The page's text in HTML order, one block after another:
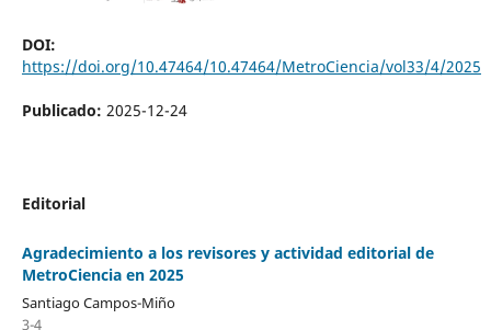
DOI:
https://doi.org/10.47464/10.47464/MetroCiencia/vol33/4/2025
Publicado: 2025-12-24
Editorial
Agradecimiento a los revisores y actividad editorial de
MetroCiencia en 2025
Santiago Campos-Miño
3-4